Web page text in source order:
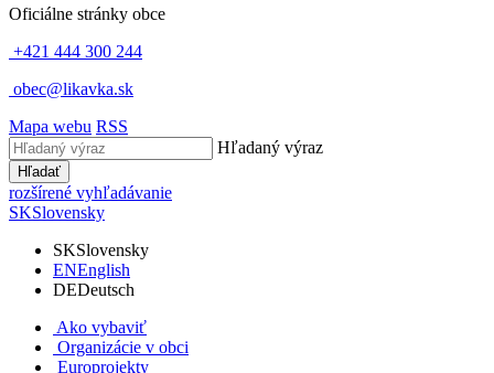
Oficiálne stránky obce
+421 444 300 244
obec@likavka.sk
Mapa webu RSS
Hľadaný výraz
Hľadať
rozšírené vyhľadávanie
SKSlovensky
SKSlovensky
ENEnglish
DEDeutsch
Ako vybaviť
Organizácie v obci
Europrojekty